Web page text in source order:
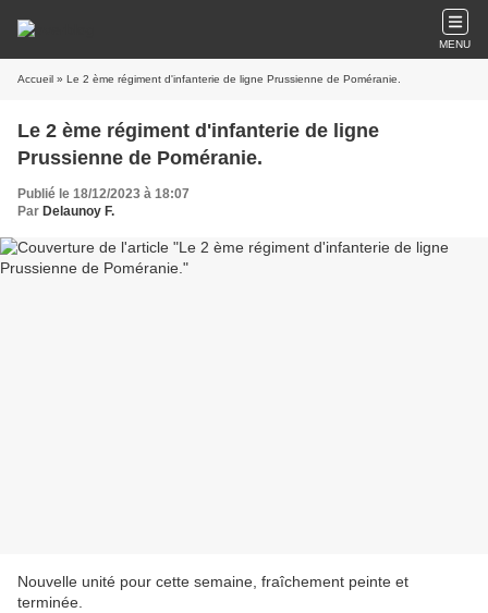
MENU
Accueil » Le 2 ème régiment d'infanterie de ligne Prussienne de Poméranie.
Le 2 ème régiment d'infanterie de ligne
Prussienne de Poméranie.
Publié le 18/12/2023 à 18:07
Par Delaunoy F.
Nouvelle unité pour cette semaine, fraîchement peinte et
terminée.